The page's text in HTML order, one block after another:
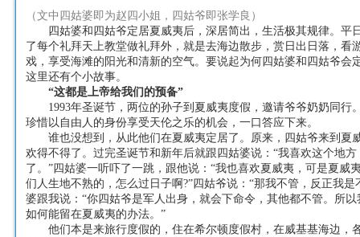
（文中四姑婆即为赵四小姐，四姑爷即张学良）
四姑婆和四姑爷定居夏威夷后，深居简出，生活极其规律。平
了每个礼拜天上教堂做礼拜外，就是去海边散步，赏日出日落，看
戏，享受海滩的阳光和清新的空气。要说起为何四姑婆和四姑爷会
这里还有个小故事。
“这都是上帝给我们的预备”
1993年圣诞节，两位的孙子到夏威夷度假，邀请爷爷奶奶同行
珍惜以自由人的身份享受天伦之乐的机会，一口答应下来。
谁也没想到，从此他们在夏威夷定居了。原来，四姑爷来到夏
欢得不得了。过完圣诞节和新年后就跟四姑婆说：“我喜欢这个地方
了。”四姑婆一听吓了一跳，跟他说：“我也喜欢夏威夷，可是夏威
们人生地不熟的，怎么过日子啊?”四姑爷说：“那我不管，反正我是
婆跟我说：“你四姑爷是军人出身，就会下命令，其他都不管。所
如何能留在夏威夷的办法。”
他们本是来旅行度假的，住在希尔顿度假村，在威基基海边，